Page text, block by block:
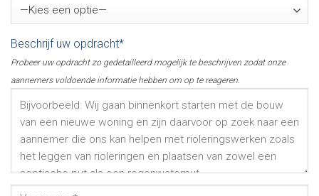
Beschrijf uw opdracht*
Probeer uw opdracht zo gedetailleerd mogelijk te beschrijven zodat onze
aannemers voldoende informatie hebben om op te reageren.